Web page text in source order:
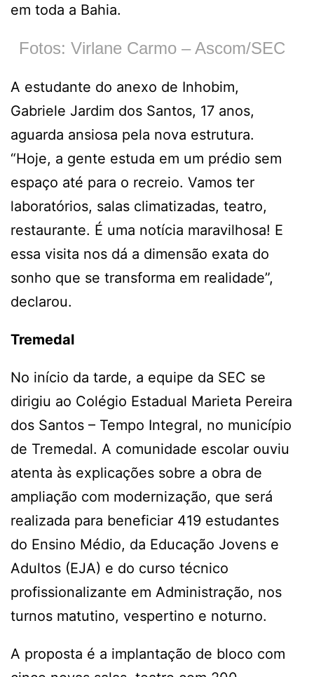
em toda a Bahia.
Fotos: Virlane Carmo – Ascom/SEC
A estudante do anexo de Inhobim,
Gabriele Jardim dos Santos, 17 anos,
aguarda ansiosa pela nova estrutura.
“Hoje, a gente estuda em um prédio sem
espaço até para o recreio. Vamos ter
laboratórios, salas climatizadas, teatro,
restaurante. É uma notícia maravilhosa! E
essa visita nos dá a dimensão exata do
sonho que se transforma em realidade”,
declarou.
Tremedal
No início da tarde, a equipe da SEC se
dirigiu ao Colégio Estadual Marieta Pereira
dos Santos – Tempo Integral, no município
de Tremedal. A comunidade escolar ouviu
atenta às explicações sobre a obra de
ampliação com modernização, que será
realizada para beneficiar 419 estudantes
do Ensino Médio, da Educação Jovens e
Adultos (EJA) e do curso técnico
profissionalizante em Administração, nos
turnos matutino, vespertino e noturno.
A proposta é a implantação de bloco com